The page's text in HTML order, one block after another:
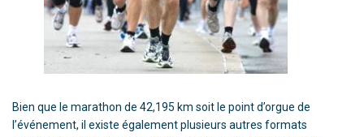
Bien que le marathon de 42,195 km soit le point d’orgue de
l’événement, il existe également plusieurs autres formats